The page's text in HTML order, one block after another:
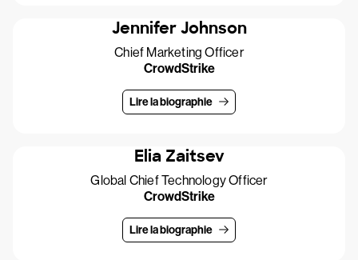
Jennifer Johnson
Chief Marketing Officer
CrowdStrike
Lire la biographie
Elia Zaitsev
Global Chief Technology Officer
CrowdStrike
Lire la biographie